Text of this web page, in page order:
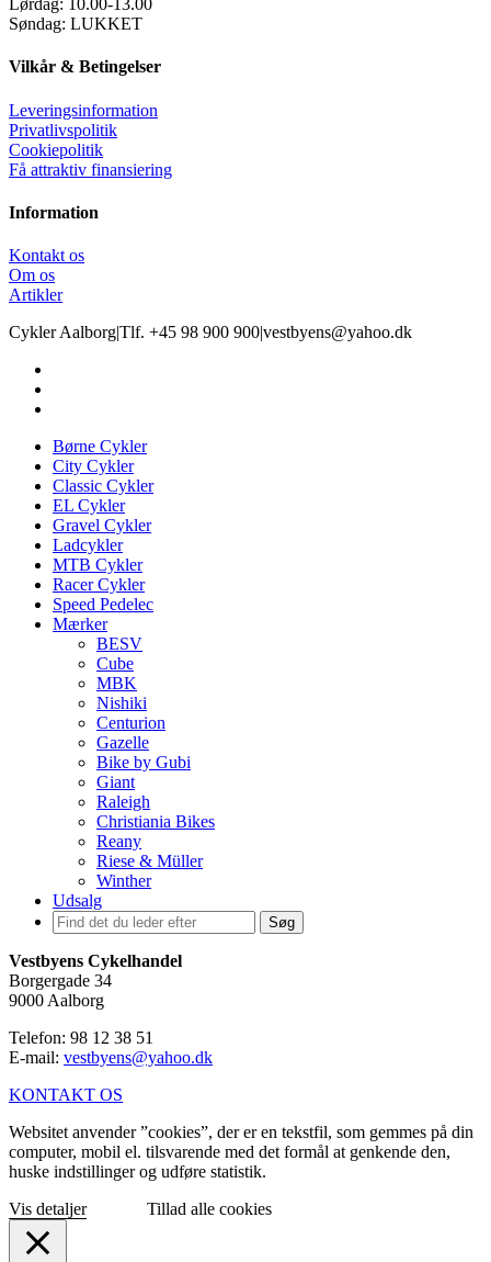
Lørdag: 10.00-13.00
Søndag: LUKKET
Vilkår & Betingelser
Leveringsinformation
Privatlivspolitik
Cookiepolitik
Få attraktiv finansiering
Information
Kontakt os
Om os
Artikler
Cykler Aalborg|Tlf. +45 98 900 900|vestbyens@yahoo.dk
Børne Cykler
City Cykler
Classic Cykler
EL Cykler
Gravel Cykler
Ladcykler
MTB Cykler
Racer Cykler
Speed Pedelec
Mærker
BESV
Cube
MBK
Nishiki
Centurion
Gazelle
Bike by Gubi
Giant
Raleigh
Christiania Bikes
Reany
Riese & Müller
Winther
Udsalg
Søg
Vestbyens Cykelhandel
Borgergade 34
9000 Aalborg
Telefon: 98 12 38 51
E-mail: vestbyens@yahoo.dk
KONTAKT OS
Websitet anvender ”cookies”, der er en tekstfil, som gemmes på din
computer, mobil el. tilsvarende med det formål at genkende den,
huske indstillinger og udføre statistik.
Vis detaljer
Tillad alle cookies